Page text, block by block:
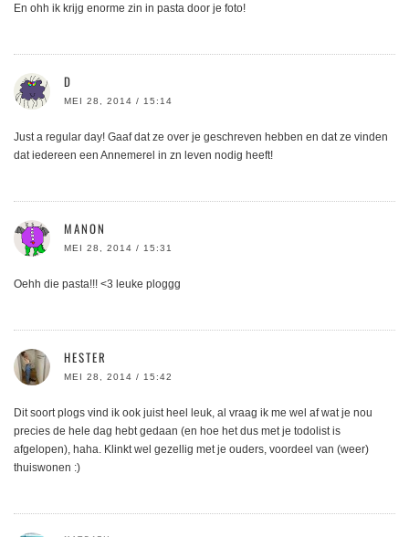
En ohh ik krijg enorme zin in pasta door je foto!
D
MEI 28, 2014 / 15:14
Just a regular day! Gaaf dat ze over je geschreven hebben en dat ze vinden
dat iedereen een Annemerel in zn leven nodig heeft!
MANON
MEI 28, 2014 / 15:31
Oehh die pasta!!! <3 leuke ploggg
HESTER
MEI 28, 2014 / 15:42
Dit soort plogs vind ik ook juist heel leuk, al vraag ik me wel af wat je nou
precies de hele dag hebt gedaan (en hoe het dus met je todolist is
afgelopen), haha. Klinkt wel gezellig met je ouders, voordeel van (weer)
thuiswonen :)